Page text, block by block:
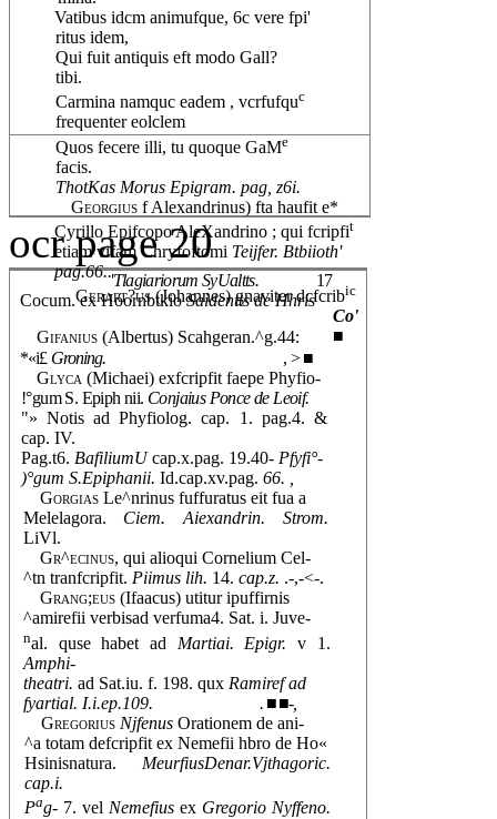
Vatibus idcm animufque, 6c vere fpi'
ritus idem,
Qui fuit antiquis eft modo Gall?
tibi.
Carmina namquc eadem , vcrfufquc
frequenter eolclem
Quos fecere illi, tu quoque GaMe
facis.
ThotKas Morus Epigram. pag, z6i.
Georgiusf Alexandrinus) fta haufit e*
Cyrillo Epifcopo AleXandrino ; qui fcripfit
etiam vifam Chryfoftomi Teijfer. Btbiioth'
pag.66..
Gerart?us(Johannes) gnaviter dcfcribic
Co'
■
ocr page 20
'Tlagiariorum SyUaltts.
17
Cocum. ex HoornbtkioSaidentts de Hhris
Gifanius (Albertus) Scahgeran.^g.44:
*«i£ Groning.
, > ■
Glyca (Michaei) exfcripfit faepe Phyfio-
!°gum S. Epiph nii. Conjaius Ponce de Leoif.
"» Notis ad Phyfiolog. cap. 1. pag.4. &
cap. IV.
Pag.t6. BafiliumUcap.x.pag. 19.40- Pfyfi°-
)°gum S.Epiphanii. Id.cap.xv.pag. 66. ,
Gorgias Le^nrinus fuffuratus eit fua a
Melelagora. Ciem. Aiexandrin. Strom.
LiVl.
Gr^ecinus, qui alioqui Cornelium Cel-
^tn tranfcripfit. Piimus lih. 14. cap.z. .-,-<-.
Grang;eus(Ifaacus) utitur ipuffirnis
^amirefii verbisad verfuma4. Sat. i. Juve-
nal. quse habet ad Martiai. Epigr. v 1.
Amphi-
theatri.ad Sat.iu. f. 198. qux Ramiref ad
fyartial. I.i.ep.109.
. ■ ■-,
Gregorius Njfenus Orationem de ani-
^a totam defcripfit ex Nemefii hbro de Ho«
Hsinisnatura. MeurfiusDenar.Vjthagoric.
cap.i.
Pag- 7. vel Nemefius ex Gregorio Nyffeno.